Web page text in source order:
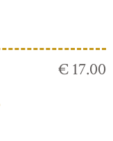
€ 17.00